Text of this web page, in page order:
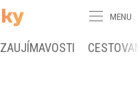
MENU
ZAUJÍMAVOSTI